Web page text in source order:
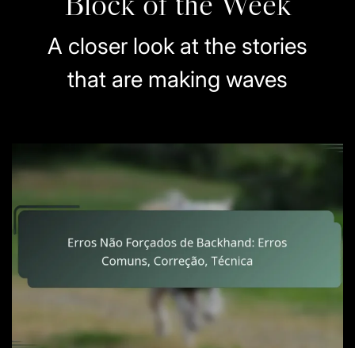
A closer look at the stories
that are making waves